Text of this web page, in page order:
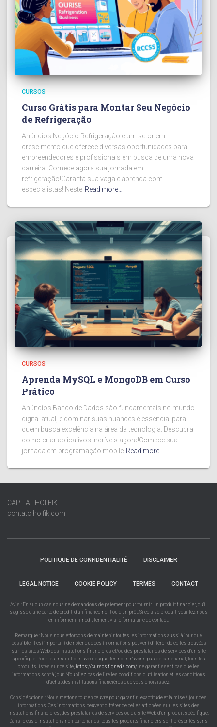
CURSOS
Curso Grátis para Montar Seu Negócio
de Refrigeração
Anúncios Negócio Refrigeração é um setor em
crescimento que oferece diversas oportunidades para
empreendedores e profissionais em busca de uma nova
carreira. Comece agora sua jornada em
refrigeração!Garanta sua vaga e aprenda com
especialistas! Neste Read more…
CURSOS
Aprenda MySQL e MongoDB em Curso
Prático
Anúncios Banco de Dados são fundamentais no mundo
digital atual, e dominar suas nuances é essencial para
quem busca excelência na área da tecnologia. Descubra
como criar aplicativos incríveis agora!Comece sua
jornada em programação mobile Read more…
CAPITAL.HOLFIK
contato.holfik.com
POLITIQUE DE CONFIDENTIALITÉ DISCLAIMER
LEGAL NOTICE COOKIE POLICY TERMES CONTACT
Avis : En aucun cas nous ne demandons de paiement pour fournir un produit financier, qu'il
s'agisse d'une carte de crédit, d'un financement ou d'un prêt. Si cela se produit, veuillez nous
en informer immédiatement via le formulaire de contact.
Remarque : Nous nous efforçons de maintenir toutes les informations aussi à jour que
possible. Il est important de noter que ces informations peuvent différer de celles trouvées
sur les sites Web des institutions financières et/ou des prestataires de services d'un site
spécifique. Pour les institutions avec lesquelles nous n'avons pas de partenariat, tous les
produits listés sur ce site, https://cursos.tigneds.com/ , ne garantissent pas que les
informations sont à jour. N'oubliez pas de lire les conditions d'utilisation et les conditions
d'achat des institutions financières que vous choisissez.
Considérations : Nous mettons tout en œuvre pour garantir l'exactitude et la mise à jour des
informations. Ces informations peuvent différer de celles affichées sur les sites des
institutions financières, des prestataires de services ou du site Web d'un produit spécifique.
Dans le cas d'institutions non partenaires, tous les produits financiers sont présentés sans